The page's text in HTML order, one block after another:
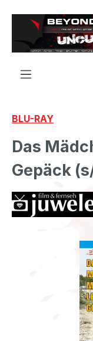
Zum Hauptinhalt
BLU-RAY
Das
Gepäck
Bildergalerie